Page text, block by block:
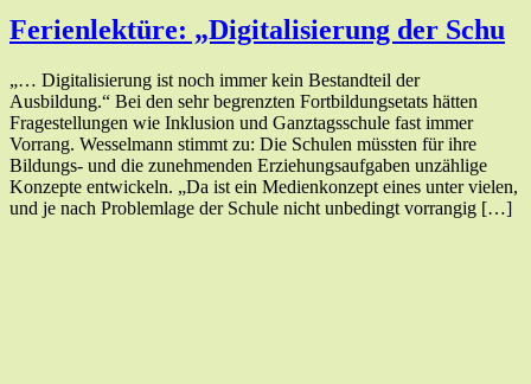
Ferienlektüre: „Digitalisierung der Schu
„… Digitalisierung ist noch immer kein Bestandteil der
Ausbildung.“ Bei den sehr begrenzten Fortbildungsetats hätten
Fragestellungen wie Inklusion und Ganztagsschule fast immer
Vorrang. Wesselmann stimmt zu: Die Schulen müssten für ihre
Bildungs- und die zunehmenden Erziehungsaufgaben unzählige
Konzepte entwickeln. „Da ist ein Medienkonzept eines unter vielen,
und je nach Problemlage der Schule nicht unbedingt vorrangig […]